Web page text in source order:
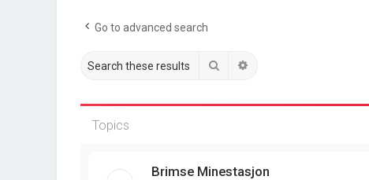
Go to advanced search
Search
Topics
Brimse Minestasjon